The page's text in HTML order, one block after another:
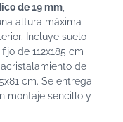
de 19 mm
altura máxima
Incluye suelo
de 112x185 cm
de
cm. Se entrega
montaje sencillo y